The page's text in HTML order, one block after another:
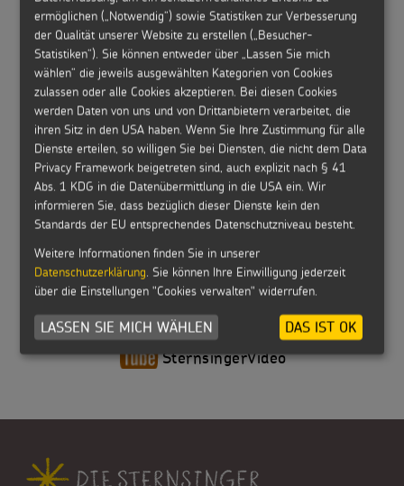
der Waren nur aufkommen, wenn dieser Wertverlust auf einen
zur Prüfung der Beschaffenheit, Eigenschaften und
Funktionsweise der Waren nicht notwendigen Umgang mit
ihnen zurückzuführen ist.
Fälligkeit und Zahlung:
Die Lieferung der Waren erfolgt gegen Rechnung. Bitte
überweisen Sie den Rechnungsbetrag innerhalb der
angegebenen Frist auf unser Konto:
Pax-Bank für Kirche und Caritas eG
IBAN: DE50 3706 0193 0000 1030 12
BIC: GENODED1PAX
Auf der Rechnung finden Sie Ihre Kunden- und Rechnungs-
Nummer. Sie erleichtern sich und uns die Arbeit, wenn Sie bei
der Überweisung und jeglicher Korrespondenz diese Nummern
benutzen.
Ein Skonto-Abzug ist nicht möglich.
Die gelieferte Ware bleibt bis zur vollständigen Bezahlung
Eigentum des Kindermissionswerks.
Retoure
Im Straßer Feld 12
52134 Herzogenrath
des Kindermissionswerks ‚Die Sternsinger’, darunter z.B. die
Sternsinger-App.
JETZT KOSTENLOSES BENUTZERKONTO
ANLEGEN
Service-Hotline
+49 (0)241 / 4461-44
E-Mail
bestellung@sternsinger.de
Facebook
/Sternsinger
twitter
@sternsinger_de
Instagram
/Sternsinger
youtube
SternsingerVideo
ermöglichen („Notwendig“) sowie Statistiken zur Verbesserung
der Qualität unserer Website zu erstellen („Besucher-
Statistiken“). Sie können entweder über „Lassen Sie mich
wählen“ die jeweils ausgewählten Kategorien von Cookies
zulassen oder alle Cookies akzeptieren. Bei diesen Cookies
werden Daten von uns und von Drittanbietern verarbeitet, die
ihren Sitz in den USA haben. Wenn Sie Ihre Zustimmung für alle
Dienste erteilen, so willigen Sie bei Diensten, die nicht dem Data
Privacy Framework beigetreten sind, auch explizit nach § 41
Abs. 1 KDG in die Datenübermittlung in die USA ein. Wir
informieren Sie, dass bezüglich dieser Dienste kein den
Standards der EU entsprechendes Datenschutzniveau besteht.
Weitere Informationen finden Sie in unserer
Datenschutzerklärung. Sie können Ihre Einwilligung jederzeit
über die Einstellungen "Cookies verwalten" widerrufen.
LASSEN SIE MICH WÄHLEN DAS IST OK